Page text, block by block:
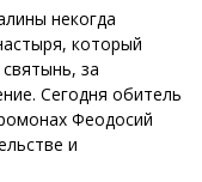
некогда
который
за
Сегодня обитель
Феодосий
и